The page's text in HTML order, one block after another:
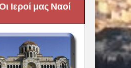
Ιεροί μας Ναοί